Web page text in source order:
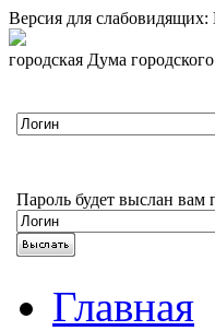
Версия для слабовидящих:
городская Дума
Пароль будет выслан вам
Главная